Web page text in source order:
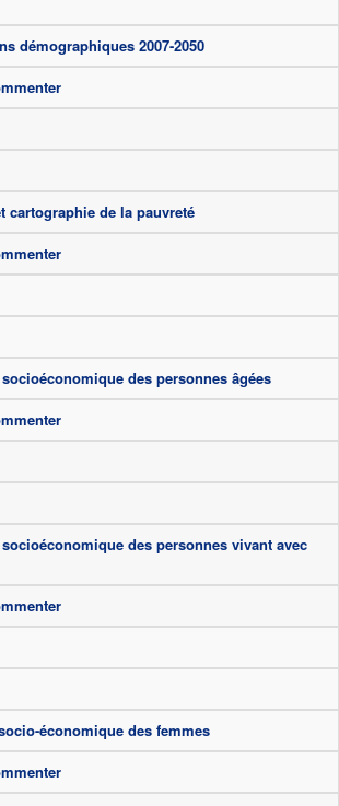
démographiques 2007-2050
cartographie de la pauvreté
des personnes âgées
des personnes vivant avec
économique des femmes